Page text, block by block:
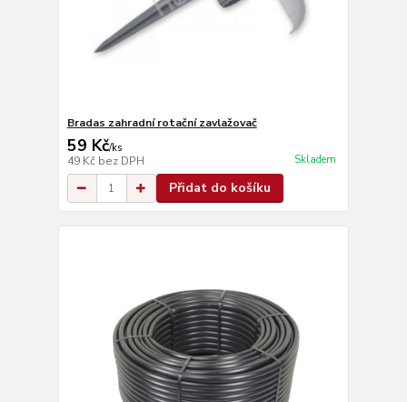
Bradas zahradní rotační zavlažovač
59 Kč/ks
49 Kč bez DPH Skladem
Přidat do košíku